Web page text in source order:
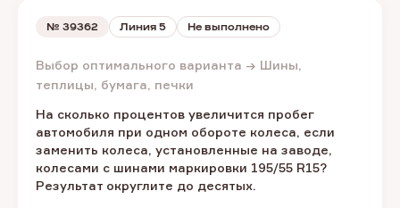
№ 39362 Линия 5 Не выполнено
Выбор оптимального варианта → Шины,
теплицы, бумага, печки
На сколько процентов увеличится пробег
автомобиля при одном обороте колеса, если
заменить колеса, установленные на заводе,
колесами с шинами маркировки 195/55 R15?
Результат округлите до десятых.